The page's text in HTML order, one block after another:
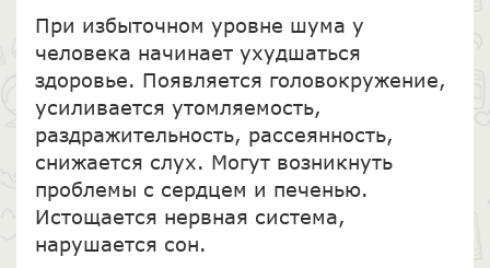
При избыточном уровне шума у
человека начинает ухудшаться
здоровье. Появляется головокружение,
усиливается утомляемость,
раздражительность, рассеянность,
снижается слух. Могут возникнуть
проблемы с сердцем и печенью.
Истощается нервная система,
нарушается сон.